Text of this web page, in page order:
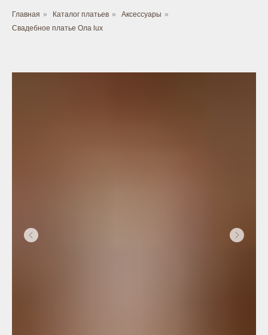
Главная » Каталог платьев » Аксессуары »
Свадебное платье Ола lux